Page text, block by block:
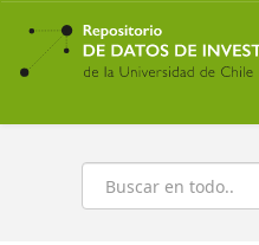
Ir
contenido
principal
Buscar